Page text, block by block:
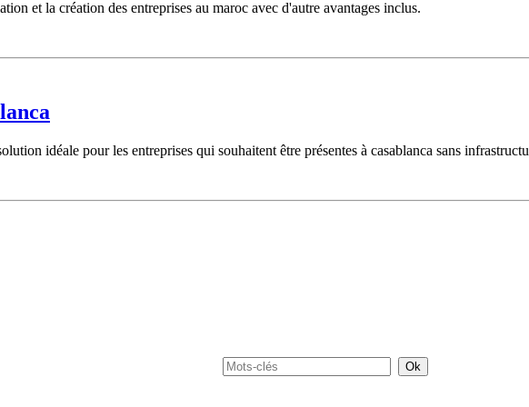
et la création des entreprises au maroc avec d'autre avantages inclus.
idéale pour les entreprises qui souhaitent être présentes à casablanca sans